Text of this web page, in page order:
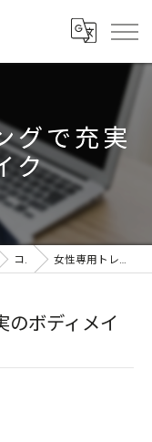
グで充実
ク
コラム 女性専用トレーニングで充実のボディメイク
のボディメイ